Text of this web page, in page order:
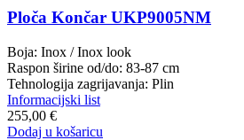
Ploča Končar UKP9005NM
Boja: Inox / Inox look
Raspon širine od/do: 83-87 cm
Tehnologija zagrijavanja: Plin
Informacijski list
255,00 €
Dodaj u košaricu